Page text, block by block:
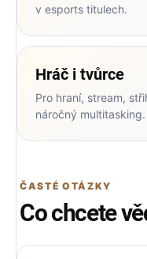
v esports titulech.
Hráč i tvůrce
Pro hraní, stream,
náročný multitasking.
ČASTÉ OTÁZKY
Co chcete